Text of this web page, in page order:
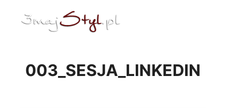
003_SESJA_LINKEDIN